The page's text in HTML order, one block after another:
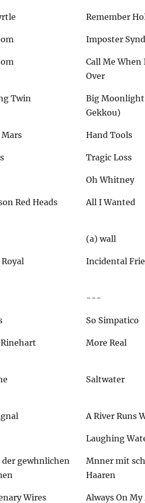
Remember
Imposter
Call Me
Over
Twin
Big
Gekkou)
Mars Hand Tools
Tragic Loss
Oh Whitney
Red Heads All I Wanted
(a) wall
Incidental
---
So Simpatico
More Real
Saltwater
A River Runs
Laughing
gewhnlichen
Mnner mit
Haaren
Wires Always On